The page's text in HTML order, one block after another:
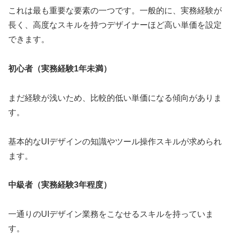
これは最も重要な要素の一つです。一般的に、実務経験が
長く、高度なスキルを持つデザイナーほど高い単価を設定
できます。
初心者（実務経験1年未満）
まだ経験が浅いため、比較的低い単価になる傾向がありま
す。
基本的なUIデザインの知識やツール操作スキルが求められ
ます。
中級者（実務経験3年程度）
一通りのUIデザイン業務をこなせるスキルを持っていま
す。